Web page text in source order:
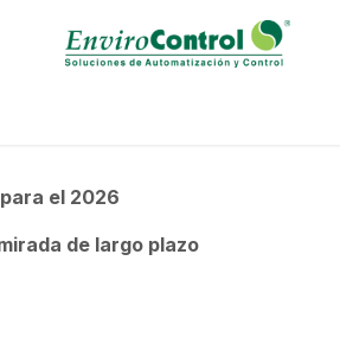
el 2026
de largo plazo